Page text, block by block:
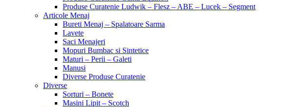
Produse Curatenie Ludwik – Flesz – ABE – Lucek – Segment
Articole Menaj
Bureti Menaj – Spalatoare Sarma
Lavete
Saci Menajeri
Mopuri Bumbac si Sintetice
Maturi – Perii – Galeti
Manusi
Diverse Produse Curatenie
Diverse
Sorturi – Bonete
Masini Lipit – Scotch